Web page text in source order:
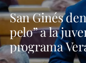
San Ginés
pelo” a la
programa